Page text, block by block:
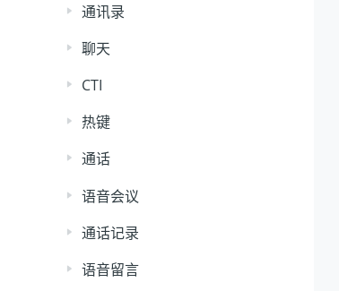
通讯录
聊天
CTI
热键
通话
语音会议
通话记录
语音留言